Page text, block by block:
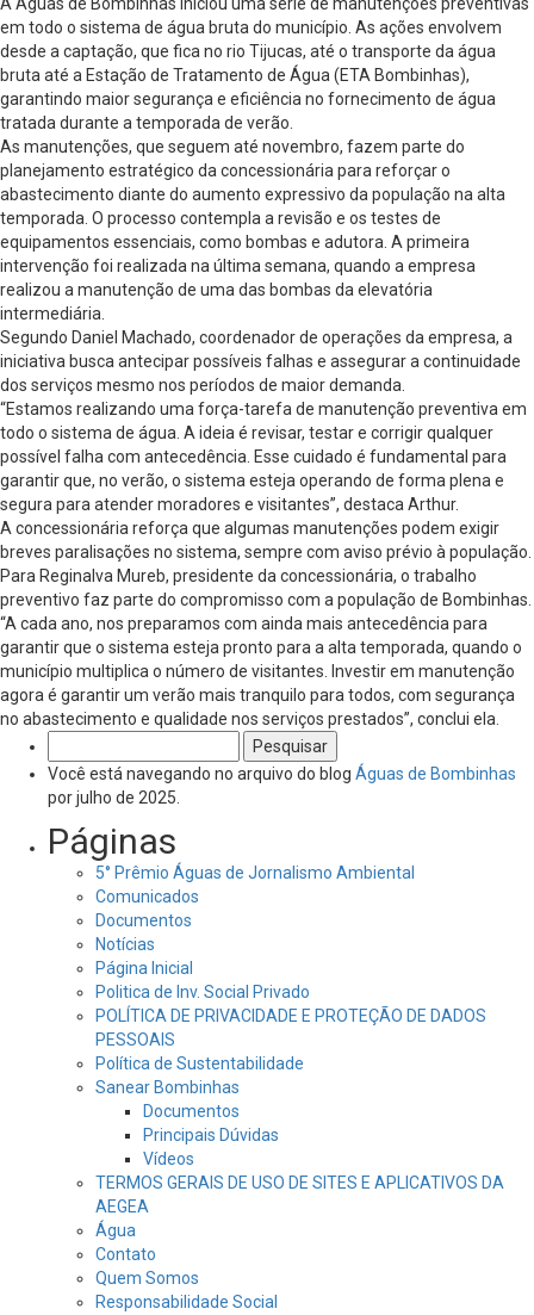
em todo o sistema de água bruta do município. As ações envolvem
desde a captação, que fica no rio Tijucas, até o transporte da água
bruta até a Estação de Tratamento de Água (ETA Bombinhas),
garantindo maior segurança e eficiência no fornecimento de água
tratada durante a temporada de verão.
As manutenções, que seguem até novembro, fazem parte do
planejamento estratégico da concessionária para reforçar o
abastecimento diante do aumento expressivo da população na alta
temporada. O processo contempla a revisão e os testes de
equipamentos essenciais, como bombas e adutora. A primeira
intervenção foi realizada na última semana, quando a empresa
realizou a manutenção de uma das bombas da elevatória
intermediária.
Segundo Daniel Machado, coordenador de operações da empresa, a
iniciativa busca antecipar possíveis falhas e assegurar a continuidade
dos serviços mesmo nos períodos de maior demanda.
“Estamos realizando uma força-tarefa de manutenção preventiva em
todo o sistema de água. A ideia é revisar, testar e corrigir qualquer
possível falha com antecedência. Esse cuidado é fundamental para
garantir que, no verão, o sistema esteja operando de forma plena e
segura para atender moradores e visitantes”, destaca Arthur.
A concessionária reforça que algumas manutenções podem exigir
breves paralisações no sistema, sempre com aviso prévio à população.
Para Reginalva Mureb, presidente da concessionária, o trabalho
preventivo faz parte do compromisso com a população de Bombinhas.
“A cada ano, nos preparamos com ainda mais antecedência para
garantir que o sistema esteja pronto para a alta temporada, quando o
município multiplica o número de visitantes. Investir em manutenção
agora é garantir um verão mais tranquilo para todos, com segurança
no abastecimento e qualidade nos serviços prestados”, conclui ela.
por:
Você está navegando no arquivo do blog Águas de Bombinhas
por julho de 2025.
Páginas
5° Prêmio Águas de Jornalismo Ambiental
Comunicados
Documentos
Notícias
Página Inicial
Politica de Inv. Social Privado
POLÍTICA DE PRIVACIDADE E PROTEÇÃO DE DADOS
PESSOAIS
Política de Sustentabilidade
Sanear Bombinhas
Documentos
Principais Dúvidas
Vídeos
TERMOS GERAIS DE USO DE SITES E APLICATIVOS DA
AEGEA
Água
Contato
Quem Somos
Responsabilidade Social